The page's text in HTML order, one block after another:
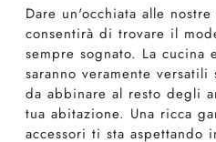
Dare un'occhiata alle
consentirà di trovare il
sempre sognato. La cucina
saranno veramente
da abbinare al resto degli
tua abitazione. Una ricca
accessori ti sta aspettando